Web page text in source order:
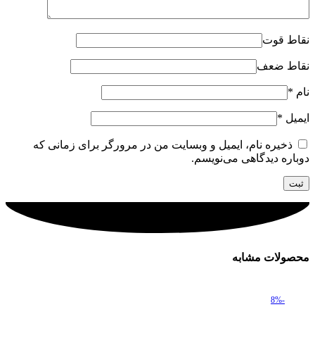
نقاط قوت
نقاط ضعف
نام *
ایمیل *
ذخیره نام، ایمیل و وبسایت من در مرورگر برای زمانی که
دوباره دیدگاهی می‌نویسم.
محصولات مشابه
-8%